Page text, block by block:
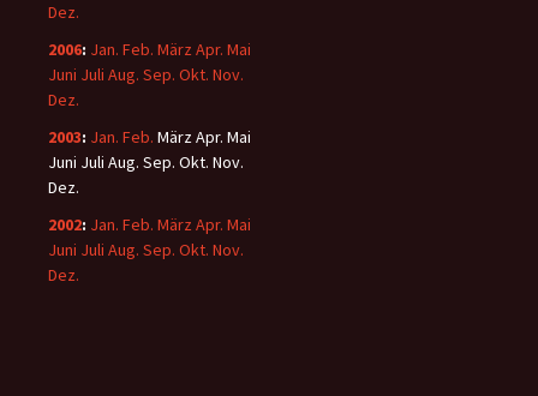
Dez.
2006: Jan. Feb. März Apr. Mai
Juni Juli Aug. Sep. Okt. Nov.
Dez.
2003: Jan. Feb. MärzApr. Mai
Juni Juli Aug. Sep. Okt. Nov.
Dez.
2002: Jan. Feb. März Apr. Mai
Juni Juli Aug. Sep. Okt. Nov.
Dez.